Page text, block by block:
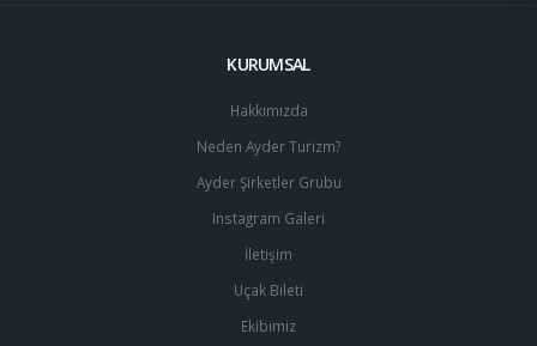
KURUMSAL
Hakkımızda
Neden Ayder Turizm?
Ayder Şirketler Grubu
Instagram Galeri
İletişim
Uçak Bileti
Ekibimiz